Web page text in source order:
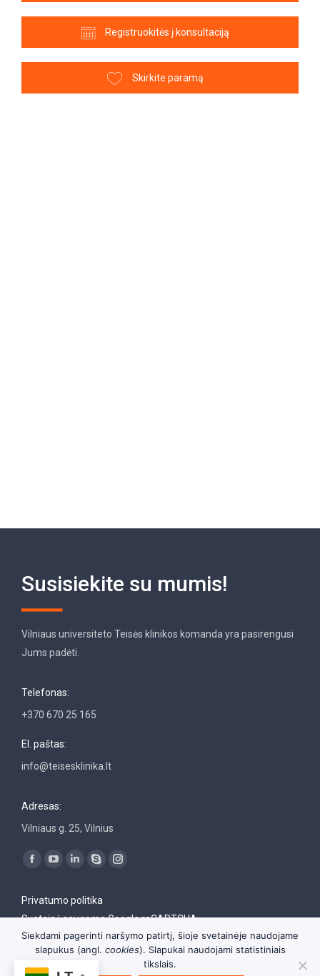
Registruokitės į konsultaciją
Skirkite paramą
Susisiekite su mumis!
Vilniaus universiteto Teisės klinikos komanda yra pasirengusi
Jums padėti.
Telefonas:
+370 670 25 165
El. paštas:
info@teisesklinika.lt
Adresas:
Vilniaus g. 25, Vilnius
Find us on:
opens
new
opens
new
Linkedin
opens
new
Skype
opens
new
Instagram
new
window
Privatumo politika
Svetainė saugoma Google reCAPTCHA
Siekdami pagerinti naršymo patirtį, šioje svetainėje naudojame
slapukus (angl. cookies). Slapukai naudojami statistiniais
tikslais.